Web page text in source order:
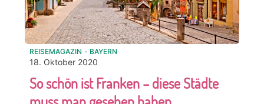
REISEMAGAZIN - BAYERN
18. Oktober 2020
So schön ist Franken – diese Städte